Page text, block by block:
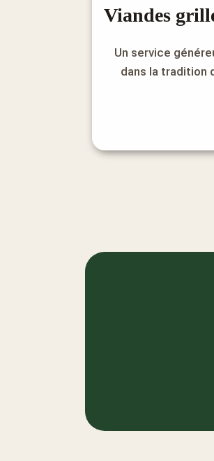
Viandes
Un service
dans la tradition